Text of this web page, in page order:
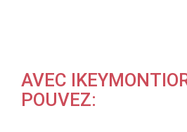
AVEC
POUVEZ: